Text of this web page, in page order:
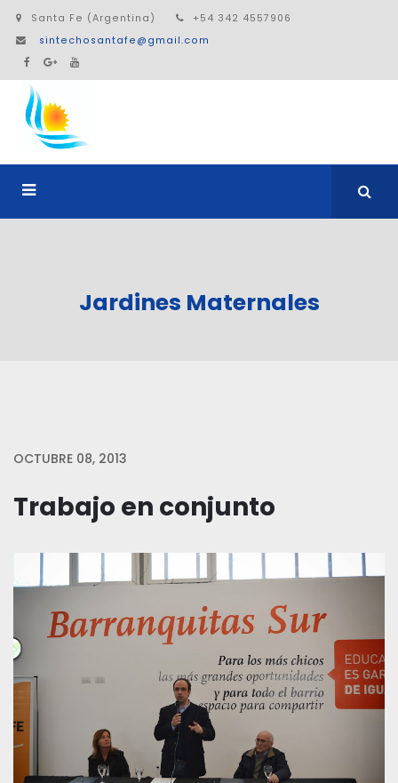
Santa Fe (Argentina)
+54 342 4557906
sintechosantafe@gmail.com
Jardines Maternales
OCTUBRE 08, 2013
Trabajo en conjunto